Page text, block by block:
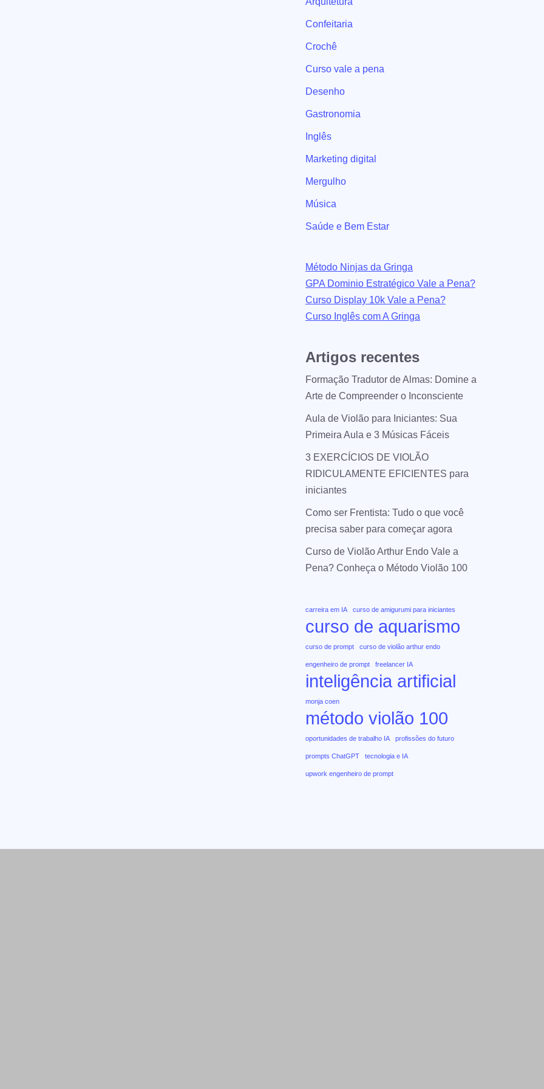
Confeitaria
Crochê
Curso vale a pena
Desenho
Gastronomia
Inglês
Marketing digital
Mergulho
Música
Saúde e Bem Estar
Método Ninjas da Gringa
GPA Dominio Estratégico Vale a Pena?
Curso Display 10k Vale a Pena?
Curso Inglês com A Gringa
Artigos recentes
Formação Tradutor de Almas: Domine a
Arte de Compreender o Inconsciente
Aula de Violão para Iniciantes: Sua
Primeira Aula e 3 Músicas Fáceis
3 EXERCÍCIOS DE VIOLÃO
RIDICULAMENTE EFICIENTES para
iniciantes
Como ser Frentista: Tudo o que você
precisa saber para começar agora
Curso de Violão Arthur Endo Vale a
Pena? Conheça o Método Violão 100
carreira em IA curso de amigurumi para iniciantes
curso de aquarismo
curso de prompt curso de violão arthur endo
engenheiro de prompt freelancer IA
inteligência artificial
monja coen
método violão 100
oportunidades de trabalho IA profissões do futuro
prompts ChatGPT tecnologia e IA
upwork engenheiro de prompt